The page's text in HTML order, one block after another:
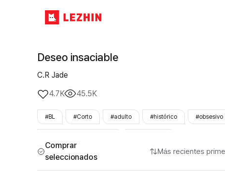
Deseo insaciable
C.R Jade
4.7K
45.5K
#BL #Corto #adulto #histórico #obsesivo
Comprar
seleccionados
Más recientes